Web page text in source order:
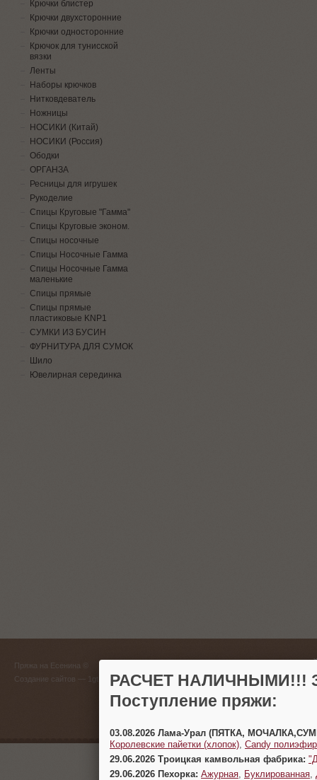
Крючки блистер
Крючки двухсторонние
Крючки односторонние
Крючок для тунисской
вязки
Ленты
Наборы крючков
Нитковдеватель
Ножницы
НОСИКИ (Китай)
НОСИКИ (Россия)
Ободки
ОРГАНЗА
Ресницы для игрушек
Рукоделие
Спицы Круговые "Гамма"
Спицы Круговые эконом.
Спицы носочные
Спицы Носочные Гамма
Спицы Носочные Гамма
маленькие
Спицы прямые
Спицы прямые
пластиковые KNP1
СУМКИ ИЗ БУСИН
ФУРНИТУРА ДЛЯ СУМОК
Шило
Ювелирная серединка
Пряжа на Есенина ©
Создание сайтов
(383)
г.
РАСЧЕТ НАЛИЧНЫМИ!!!
Поступление пряжи:
03.08.2026 Лама-Урал (ПЯТКА,
Королевские пайетки (хлопок) Candy
29.06.2026 Троицкая камвольная фабрика:
29.06.2026 Пехорка: Ажурная Буклированная